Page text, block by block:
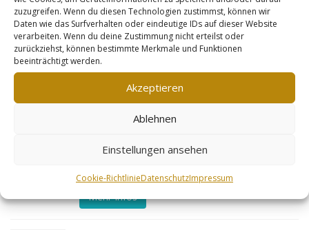
zuzugreifen. Wenn du diesen Technologien zustimmst, können wir
Daten wie das Surfverhalten oder eindeutige IDs auf dieser Website
verarbeiten. Wenn du deine Zustimmung nicht erteilst oder
zurückziehst, können bestimmte Merkmale und Funktionen
beeinträchtigt werden.
Akzeptieren
Ablehnen
Einstellungen ansehen
Cookie-RichtlinieDatenschutzImpressum
ich, dass die Seite ständig
optimiert wird. Mein
Terminkalender ist jetzt immer
voll und ich habe bereits online
Kurse erstellt, die ich in ganz
Deutschland verkaufe!“
No tags for this post.
Mehr Infos